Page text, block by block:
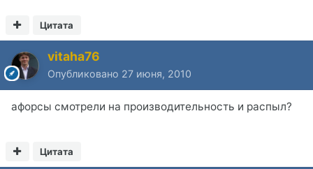
Цитата
vitaha76
Опубликовано 27 июня, 2010
афорсы смотрели на производительность и распыл?
Цитата